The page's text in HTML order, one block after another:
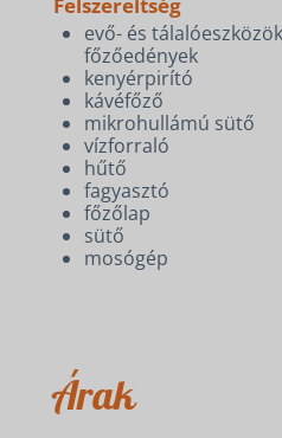
evő- és
főzőedények
kenyérpirító
kávéfőző
mikrohullámú sütő
vízforraló
hűtő
fagyasztó
főzőlap
sütő
mosógép
Árak